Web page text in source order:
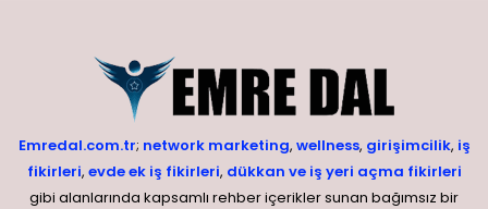
Emredal.com.tr; network marketing, wellness, girişimcilik, iş
fikirleri, evde ek iş fikirleri, dükkan ve iş yeri açma fikirleri
gibi alanlarında kapsamlı rehber içerikler sunan bağımsız bir